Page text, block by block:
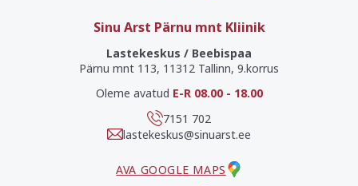
Sinu Arst Pärnu mnt Kliinik
Lastekeskus / Beebispaa
Pärnu mnt 113, 11312 Tallinn, 9.korrus
Oleme avatud E-R 08.00 - 18.00
7151 702
lastekeskus@sinuarst.ee
AVA GOOGLE MAPS